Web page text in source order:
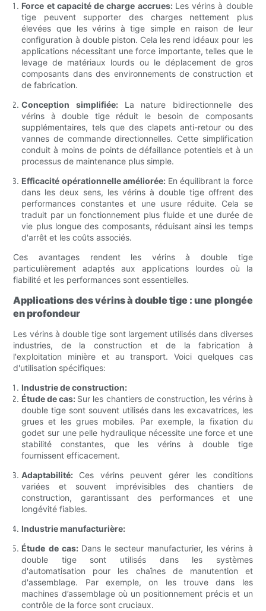
Force et capacité de charge accrues: Les vérins à double
tige peuvent supporter des charges nettement plus
élevées que les vérins à tige simple en raison de leur
configuration à double piston. Cela les rend idéaux pour les
applications nécessitant une force importante, telles que le
levage de matériaux lourds ou le déplacement de gros
composants dans des environnements de construction et
de fabrication.
Conception simplifiée: La nature bidirectionnelle des
vérins à double tige réduit le besoin de composants
supplémentaires, tels que des clapets anti-retour ou des
vannes de commande directionnelles. Cette simplification
conduit à moins de points de défaillance potentiels et à un
processus de maintenance plus simple.
Efficacité opérationnelle améliorée: En équilibrant la force
dans les deux sens, les vérins à double tige offrent des
performances constantes et une usure réduite. Cela se
traduit par un fonctionnement plus fluide et une durée de
vie plus longue des composants, réduisant ainsi les temps
d'arrêt et les coûts associés.
Ces avantages rendent les vérins à double tige
particulièrement adaptés aux applications lourdes où la
fiabilité et les performances sont essentielles.
Applications des vérins à double tige : une plongée
en profondeur
Les vérins à double tige sont largement utilisés dans diverses
industries, de la construction et de la fabrication à
l'exploitation minière et au transport. Voici quelques cas
d'utilisation spécifiques:
Industrie de construction:
Étude de cas: Sur les chantiers de construction, les vérins à
double tige sont souvent utilisés dans les excavatrices, les
grues et les grues mobiles. Par exemple, la fixation du
godet sur une pelle hydraulique nécessite une force et une
stabilité constantes, que les vérins à double tige
fournissent efficacement.
Adaptabilité: Ces vérins peuvent gérer les conditions
variées et souvent imprévisibles des chantiers de
construction, garantissant des performances et une
longévité fiables.
Industrie manufacturière:
Étude de cas: Dans le secteur manufacturier, les vérins à
double tige sont utilisés dans les systèmes
d'automatisation pour les chaînes de manutention et
d'assemblage. Par exemple, on les trouve dans les
machines d’assemblage où un positionnement précis et un
contrôle de la force sont cruciaux.